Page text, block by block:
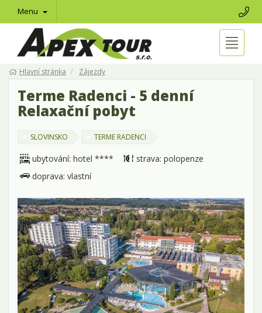
Menu
Hlavní stránka Zájezdy
Terme Radenci - 5 denní
Relaxační pobyt
SLOVINSKO TERME RADENCI
ubytování: hotel ****
strava: polopenze
doprava: vlastní